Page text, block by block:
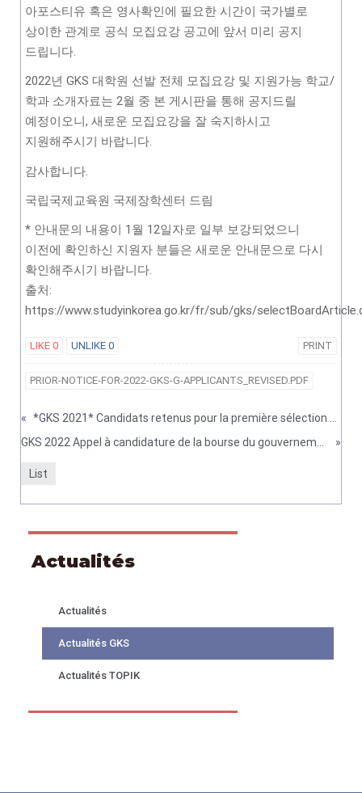
아포스티유 혹은 영사확인에 필요한 시간이 국가별로
상이한 관계로 공식 모집요강 공고에 앞서 미리 공지
드립니다.
2022년 GKS 대학원 선발 전체 모집요강 및 지원가능 학교/
학과 소개자료는 2월 중 본 게시판을 통해 공지드릴
예정이오니, 새로운 모집요강을 잘 숙지하시고
지원해주시기 바랍니다.
감사합니다.
국립국제교육원 국제장학센터 드림
* 안내문의 내용이 1월 12일자로 일부 보강되었으니
이전에 확인하신 지원자 분들은 새로운 안내문으로 다시
확인해주시기 바랍니다.
출처:
https://www.studyinkorea.go.kr/fr/sub/gks/
LIKE 0 UNLIKE 0 PRINT
PRIOR-NOTICE-FOR-2022-GKS-G-APPLICANTS_REVISED.PDF
«
»
List
Actualités
Actualités
Actualités GKS
Actualités TOPIK